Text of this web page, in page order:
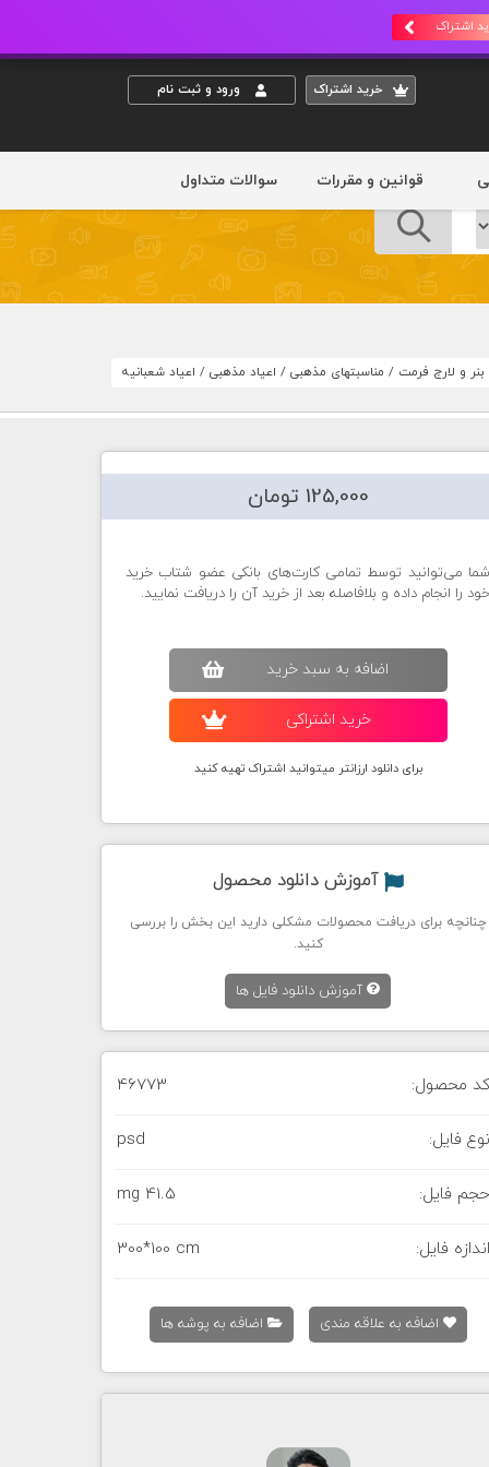
اشتراک
خريد اشتراک ورود و ثبت نام
قوانین و مقررات سوالات متداول
بنر و لارج فرمت / مناسبتهای مذهبی / اعیاد مذهبی / اعیاد شعبانیه
125,000 تومان
شما می‌توانید توسط تمامی کارت‌های بانکی عضو شتاب خرید
خود را انجام داده و بلافاصله بعد از خرید آن را دریافت نمایید.
اضافه به سبد خريد
خريد اشتراکی
برای دانلود ارزانتر میتوانید اشتراک تهیه کنید
آموزش دانلود محصول
چنانچه برای دریافت محصولات مشکلی دارید این بخش را بررسی
کنید.
آموزش دانلود فایل ها
کد محصول: 46773
نوع فایل: psd
حجم فایل: 41.5 mg
اندازه فایل: 300*100 cm
اضافه به علاقه مندی اضافه به پوشه ها